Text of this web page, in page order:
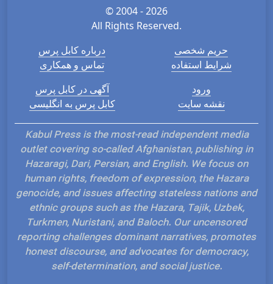
© 2004 - 2026
All Rights Reserved.
درباره کابل پرس
تماس و همکاری
حریم شخصی
شرایط استفاده
آگهی در کابل پرس
کابل پرس به انگلیسی
ورود
نقشه سایت
Kabul Press is the most-read independent media
outlet covering so-called Afghanistan, publishing in
Hazaragi, Dari, Persian, and English. We focus on
human rights, freedom of expression, the Hazara
genocide, and issues affecting stateless nations and
ethnic groups such as the Hazara, Tajik, Uzbek,
Turkmen, Nuristani, and Baloch. Our uncensored
reporting challenges dominant narratives, promotes
honest discourse, and advocates for democracy,
self-determination, and social justice.